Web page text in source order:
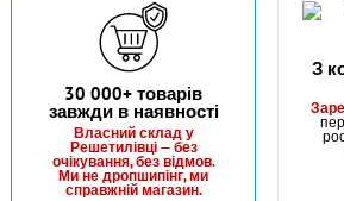
#PRF4
Маг: 0 шт
58 грн
30 000+ товарів
завжди в наявності
Власний склад у
Решетилівці — без
очікування, без відмов.
Ми не дропшипінг, ми
справжній магазин.
З